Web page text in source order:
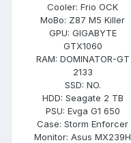
Cooler: Frio OCK
MoBo: Z87 M5 Killer
GPU: GIGABYTE
GTX1060
RAM: DOMINATOR-GT
2133
SSD: NO.
HDD: Seagate 2 TB
PSU: Evga G1 650
Case: Storm Enforcer
Monitor: Asus MX239H